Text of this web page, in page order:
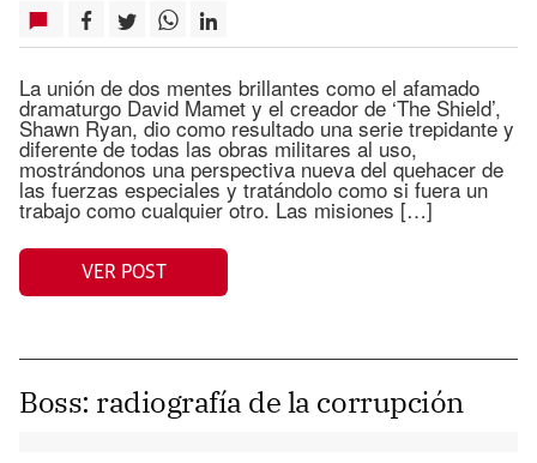
La unión de dos mentes brillantes como el afamado
dramaturgo David Mamet y el creador de ‘The Shield’,
Shawn Ryan, dio como resultado una serie trepidante y
diferente de todas las obras militares al uso,
mostrándonos una perspectiva nueva del quehacer de
las fuerzas especiales y tratándolo como si fuera un
trabajo como cualquier otro. Las misiones […]
VER POST
Boss: radiografía de la corrupción